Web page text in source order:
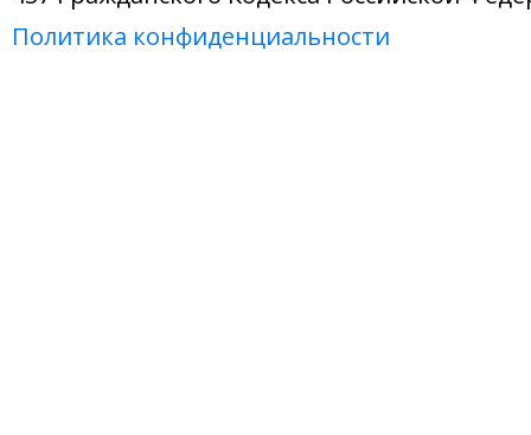
Политика конфиденциальности